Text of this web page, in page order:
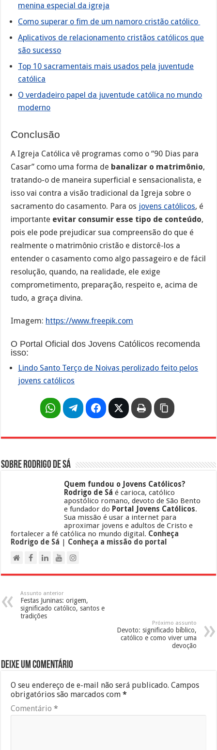
menina especial da igreja
Como superar o fim de um namoro cristão católico
Aplicativos de relacionamento cristãos católicos que
são sucesso
Top 10 sacramentais mais usados pela juventude
católica
O verdadeiro papel da juventude católica no mundo
moderno
Conclusão
A Igreja Católica vê programas como o “90 Dias para
Casar” como uma forma de banalizar o matrimônio,
tratando-o de maneira superficial e sensacionalista, e
isso vai contra a visão tradicional da Igreja sobre o
sacramento do casamento. Para os jovens católicos, é
importante evitar consumir esse tipo de conteúdo,
pois ele pode prejudicar sua compreensão do que é
realmente o matrimônio cristão e distorcê-los a
entender o casamento como algo passageiro e de fácil
resolução, quando, na realidade, ele exige
comprometimento, preparação, respeito e, acima de
tudo, a graça divina.
Imagem: https://www.freepik.com
O Portal Oficial dos Jovens Católicos recomenda
isso:
Lindo Santo Terço de Noivas perolizado feito pelos
jovens católicos
Sobre Rodrigo de Sá
Quem fundou o Jovens Católicos?
Rodrigo de Sá é carioca, católico
apostólico romano, devoto de São Bento
e fundador do Portal Jovens Católicos.
Sua missão é usar a internet para
aproximar jovens e adultos de Cristo e
fortalecer a fé católica no mundo digital. Conheça
Rodrigo de Sá | Conheça a missão do portal
Assunto anterior
Festas Juninas: origem,
significado católico, santos e
tradições
Próximo assunto
Devoto: significado bíblico,
católico e como viver uma
devoção
Deixe um comentário
O seu endereço de e-mail não será publicado. Campos
obrigatórios são marcados com*
Comentário*